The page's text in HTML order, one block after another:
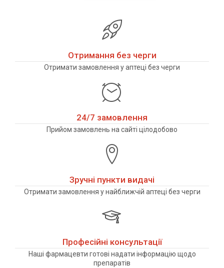
Отримання без черги
Отримати замовлення у аптеці без черги
24/7 замовлення
Прийом замовлень на сайті цілодобово
Зручні пункти видачі
Отримати замовлення у найближчій аптеці без черги
Професійні консультації
Наші фармацевти готові надати інформацію щодо
препаратів